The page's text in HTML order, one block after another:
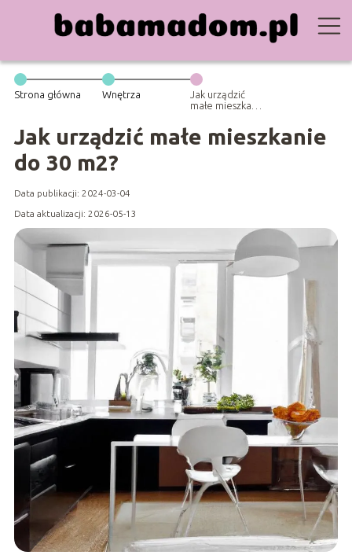
Strona główna Wnętrza
Jak urządzić
małe mieszkanie
Jak urządzić małe mieszkanie
do 30 m2?
Data publikacji: 2024-03-04
Data aktualizacji: 2026-05-13